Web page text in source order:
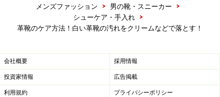
白い靴のもう一つの大敵は日光などによる色焼け＝黄ば
みですが、スムースレザーの場合は上記の事実を知って
しいうちは「無色の乳化性クリーム」を、黄ばんでしま
ったら「白の乳化性靴クリーム」を用いてブラッシング
＆空拭きでオシマイです。この「白の靴クリームは」、
メンズファッション
> 男の靴・スニーカー
>
シューケア・手入れ
>
革靴のケア方法！白い革靴の汚れをクリームなどで落とす！
会社概要 採用情報
投資家情報 広告掲載
利用規約 プライバシーポリシー